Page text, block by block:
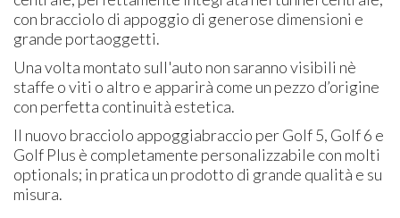
con bracciolo di appoggio di generose dimensioni e
grande portaoggetti.
Una volta montato sull'auto non saranno visibili nè
staffe o viti o altro e apparirà come un pezzo d’origine
con perfetta continuità estetica.
Il nuovo bracciolo appoggiabraccio per Golf 5, Golf 6 e
Golf Plus è completamente personalizzabile con molti
optionals; in pratica un prodotto di grande qualità e su
misura.